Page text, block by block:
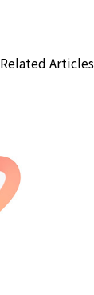
Related Articles